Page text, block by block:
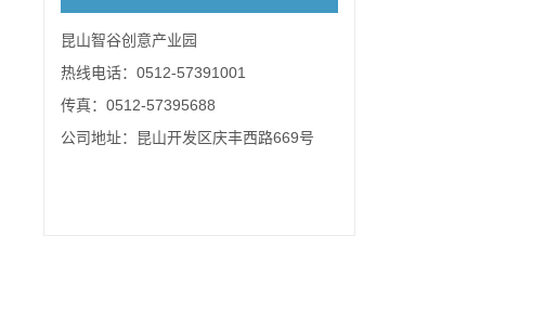
昆山智谷创意产业园
热线电话：0512-57391001
传真：0512-57395688
公司地址：昆山开发区庆丰西路669号